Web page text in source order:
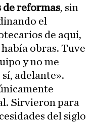
de reformas, sin
el
de aquí,
obras. Tuve
y no me
adelante».
Sirvieron para
del siglo